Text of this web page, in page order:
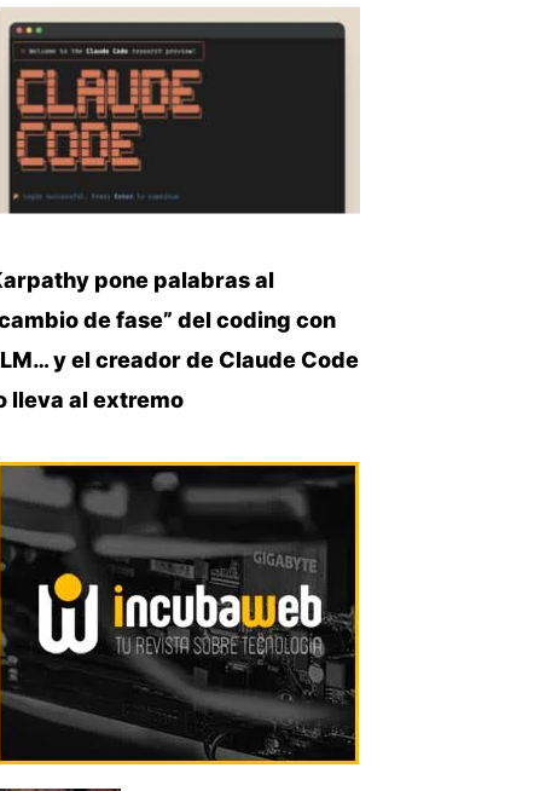
pone palabras al
de fase” del coding con
y el creador de Claude Code
lleva al extremo